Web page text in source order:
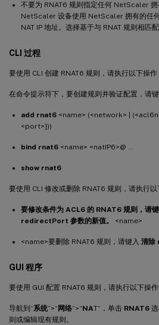
不要为 RNAT6 规则指定任何 NetScaler 拥
NetScaler 设备使用 NetScaler 拥有的任
NAT IP 地址。选择基于与 RNAT 规则相匹
CLI 过程
要使用 CLI 创建 RNAT6 规则，请执行以下操作
在命令提示符下，要创建规则并验证配置，请键
add rnat6 <name> (<network> |
<port>]))
bind rnat6 <name> <natIP6>@ …
show rnat6
要使用 CLI 修改或删除 RNAT6 规则，请执行以
要修改条件为 ACL6 的 RNAT6 规则，请
redirectPort 参数的新值。
<name>
<name>要删除 RNAT6 规则，请键入 清除
GUI 程序
要使用 GUI 配置 RNAT6 规则，请执行以下操作
导航到“系统”>“ 网络”>“NAT”，单击 RNAT6
则或编辑现有规则。